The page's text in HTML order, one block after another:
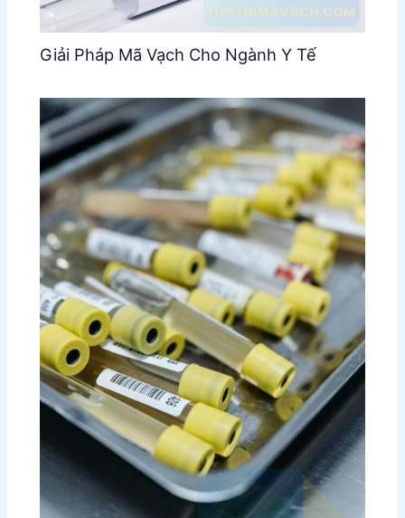
Giải Pháp Mã Vạch Cho Ngành Y Tế